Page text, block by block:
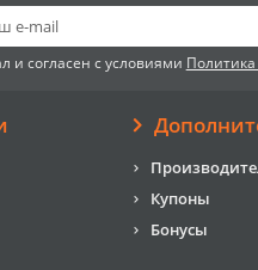
и согласен с условиями
Купоны
Бонусы